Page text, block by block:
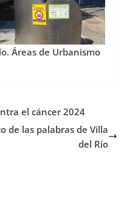
Áreas de Urbanismo
el cáncer 2024
de las palabras de Villa
del Río